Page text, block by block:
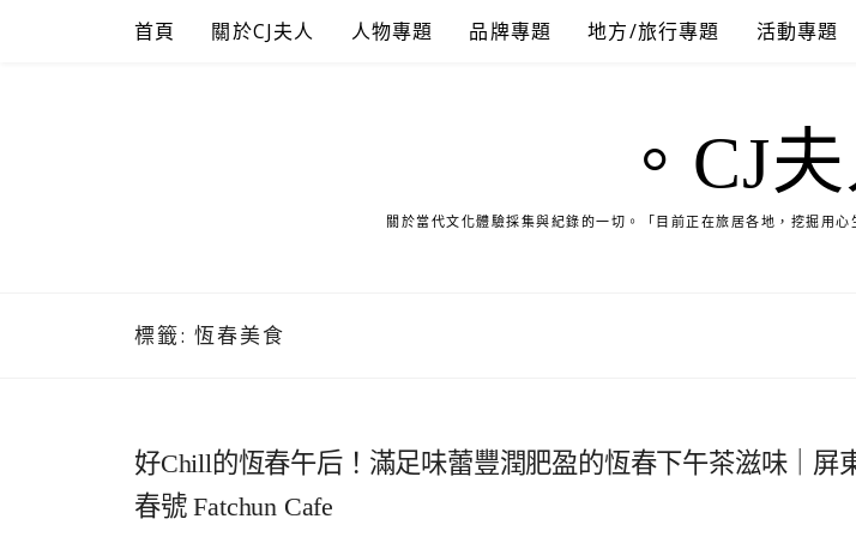
首頁 關於CJ夫人 人物專題 品牌專題 地方/旅行專題 活動專題
。CJ
關於當代文化體驗採集與紀錄的一切。「目前正在旅居各地，挖掘用
標籤: 恆春美食
好Chill的恆春午后！滿足味蕾豐潤肥盈的恆春下午茶滋味｜屏
春號 Fatchun Cafe